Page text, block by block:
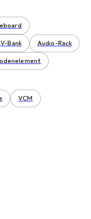
Bank Audio-Rack
VCM